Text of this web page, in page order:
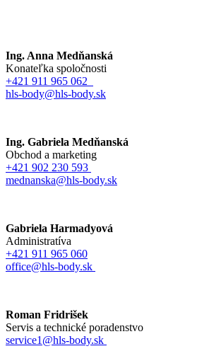
Ing. Anna Medňanská
Konateľka spoločnosti
+421 911 965 062
hls-body@hls-body.sk
Ing. Gabriela Medňanská
Obchod a marketing
+421 902 230 593
mednanska@hls-body.sk
Gabriela Harmadyová
Administratíva
+421 911 965 060
office@hls-body.sk
Roman Fridrišek
Servis a technické poradenstvo
service1@hls-body.sk